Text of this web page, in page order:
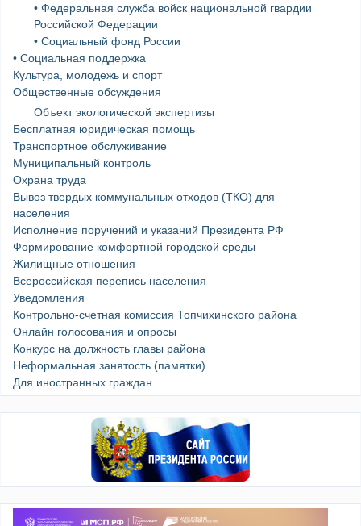
• Федеральная служба войск национальной гвардии
Российской Федерации
• Социальный фонд России
• Социальная поддержка
Культура, молодежь и спорт
Общественные обсуждения
Объект экологической экспертизы
Бесплатная юридическая помощь
Транспортное обслуживание
Муниципальный контроль
Охрана труда
Вывоз твердых коммунальных отходов (ТКО) для
населения
Исполнение поручений и указаний Президента РФ
Формирование комфортной городской среды
Жилищные отношения
Всероссийская перепись населения
Уведомления
Контрольно-счетная комиссия Топчихинского района
Онлайн голосования и опросы
Конкурс на должность главы района
Неформальная занятость (памятки)
Для иностранных граждан